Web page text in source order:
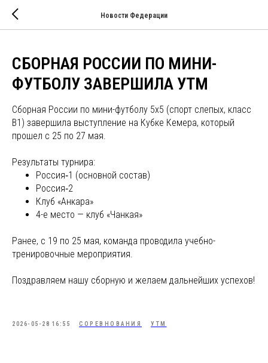
Новости Федерации
СБОРНАЯ РОССИИ ПО МИНИ-
ФУТБОЛУ ЗАВЕРШИЛА УТМ
Сборная России по мини-футболу 5х5 (спорт слепых, класс
В1) завершила выступление на Кубке Кемера, который
прошел с 25 по 27 мая.
Результаты турнира:
Россия‑1 (основной состав)
Россия‑2
Клуб «Анкара»
4-е место — клуб «Чанкая»
Ранее, с 19 по 25 мая, команда проводила учебно-
тренировочные мероприятия.
Поздравляем нашу сборную и желаем дальнейших успехов!
2026-05-28 16:55 СОРЕВНОВАНИЯ УТМ